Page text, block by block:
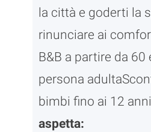
la città e goderti la
rinunciare ai
B&B a partire da 60
persona
bimbi fino ai 12
aspetta: